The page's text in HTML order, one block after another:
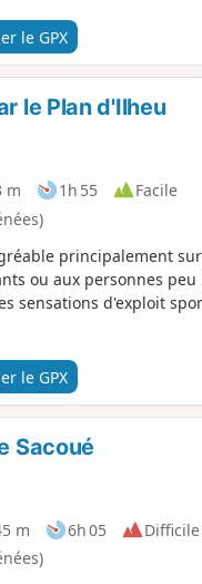
le GPX
le Plan d'Ilheu
m 1h 55
Facile
principalement
ou aux personnes
sensations d'exploit
le GPX
Sacoué
m 6h 05
Difficile